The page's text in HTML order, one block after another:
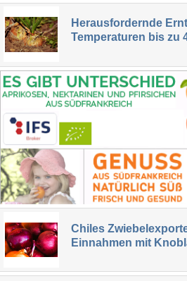
Herausfordernde
Temperaturen bis zu
Chiles
Einnahmen mit